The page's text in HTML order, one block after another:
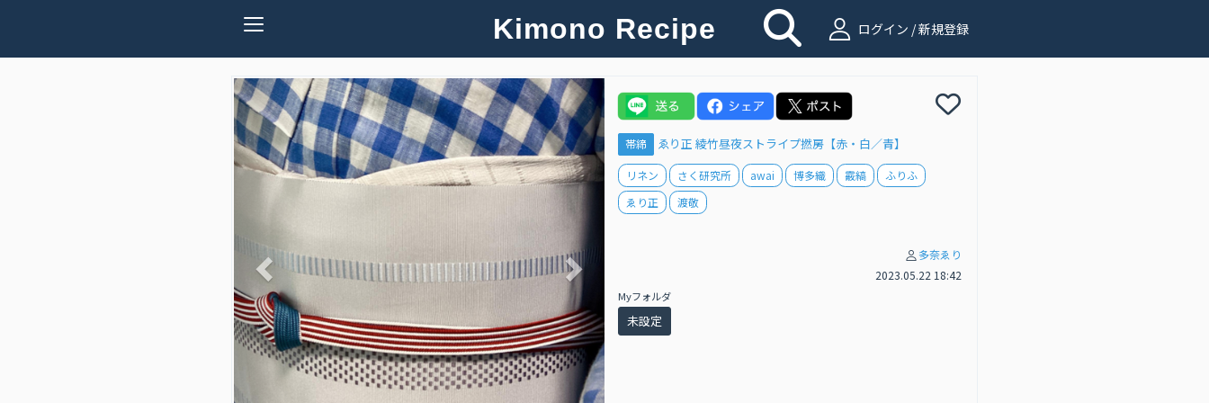
Kimono Recipe ログイン / 新規登録
Previous Next
帯締 ゑり正 綾竹昼夜ストライプ撚房【赤・白／青】
リネン さく研究所 awai 博多織 霰縞
ふりふ
ゑり正
渡敬
多奈ゑり
2023.05.22 18:42
Myフォルダ
未設定